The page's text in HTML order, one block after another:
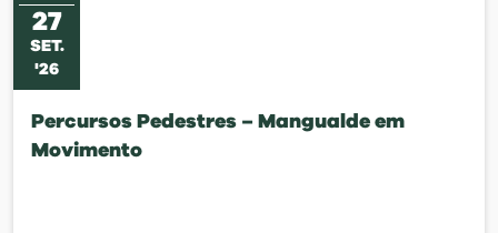
27
SET.
'26
Percursos Pedestres – Mangualde em
Movimento